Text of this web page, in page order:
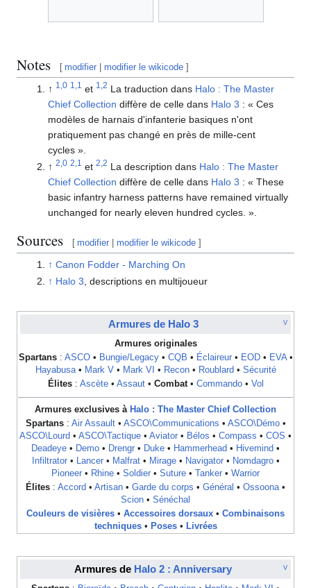
Notes [ modifier |modifier le wikicode ]
↑ 1,0 1,1 et 1,2 La traduction dans Halo : The Master
Chief Collection diffère de celle dans Halo 3 : « Ces
modèles de harnais d'infanterie basiques n'ont
pratiquement pas changé en près de mille-cent
cycles ».
↑ 2,0 2,1 et 2,2 La description dans Halo : The Master
Chief Collection diffère de celle dans Halo 3 : « These
basic infantry harness patterns have remained virtually
unchanged for nearly eleven hundred cycles. ».
Sources [ modifier |modifier le wikicode ]
↑ Canon Fodder - Marching On
↑ Halo 3 , descriptions en multijoueur
V
Armures de Halo 3
Armures originales
Spartans: ASCO• Bungie/Legacy• CQB • Éclaireur• EOD• EVA•
Hayabusa• Mark V• Mark VI • Recon• Roublard • Sécurité
Élites: Ascète• Assaut• Combat• Commando• Vol
Armures exclusives à Halo : The Master Chief Collection
Spartans: Air Assault• ASCO\Communications • ASCO\Démo•
ASCO\Lourd • ASCO\Tactique • Aviator • Bélos • Compass • COS •
Deadeye • Demo • Drengr • Duke • Hammerhead • Hivemind •
Infiltrator• Lancer• Malfrat• Mirage• Navigator• Nomdagro•
Pioneer • Rhine • Soldier • Suture • Tanker • Warrior
Élites : Accord • Artisan • Garde du corps • Général • Ossoona •
Scion • Sénéchal
Couleurs de visières • Accessoires dorsaux • Combinaisons
techniques• Poses• Livrées
V
Armures de Halo 2 : Anniversary